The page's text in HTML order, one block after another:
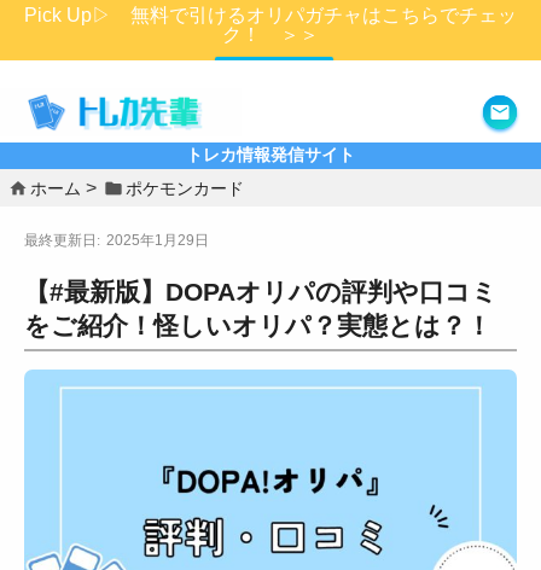
Pick Up▷ 無料で引けるオリパガチャはこちらでチェッ
ク！ ＞＞
トレカ情報発信サイト
ホーム ポケモンカード
2025年1月29日
【#最新版】DOPAオリパの評判や口コミ
をご紹介！怪しいオリパ？実態とは？！